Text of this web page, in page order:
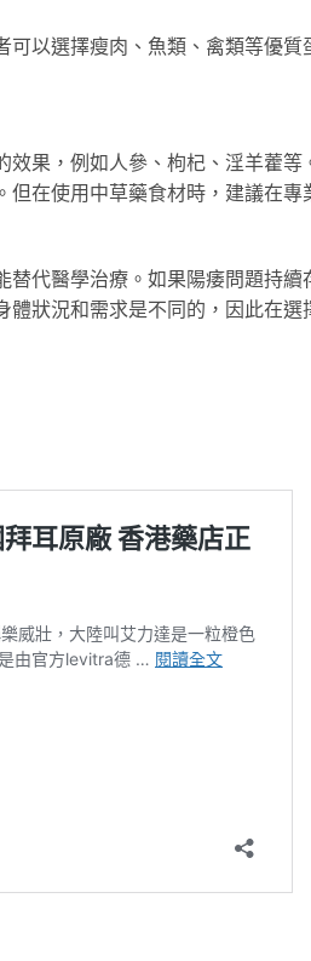
以選擇瘦肉、魚類、禽類等優質
果，例如人參、枸杞、淫羊藿等
在使用中草藥食材時，建議在
代醫學治療。如果陽痿問題持續
狀況和需求是不同的，因此在選